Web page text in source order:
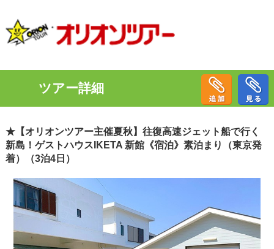
ツアー詳細
★【オリオンツアー主催夏秋】往復高速ジェット船で行く
新島！ゲストハウスIKETA 新館《宿泊》素泊まり（東京発
着）（3泊4日）